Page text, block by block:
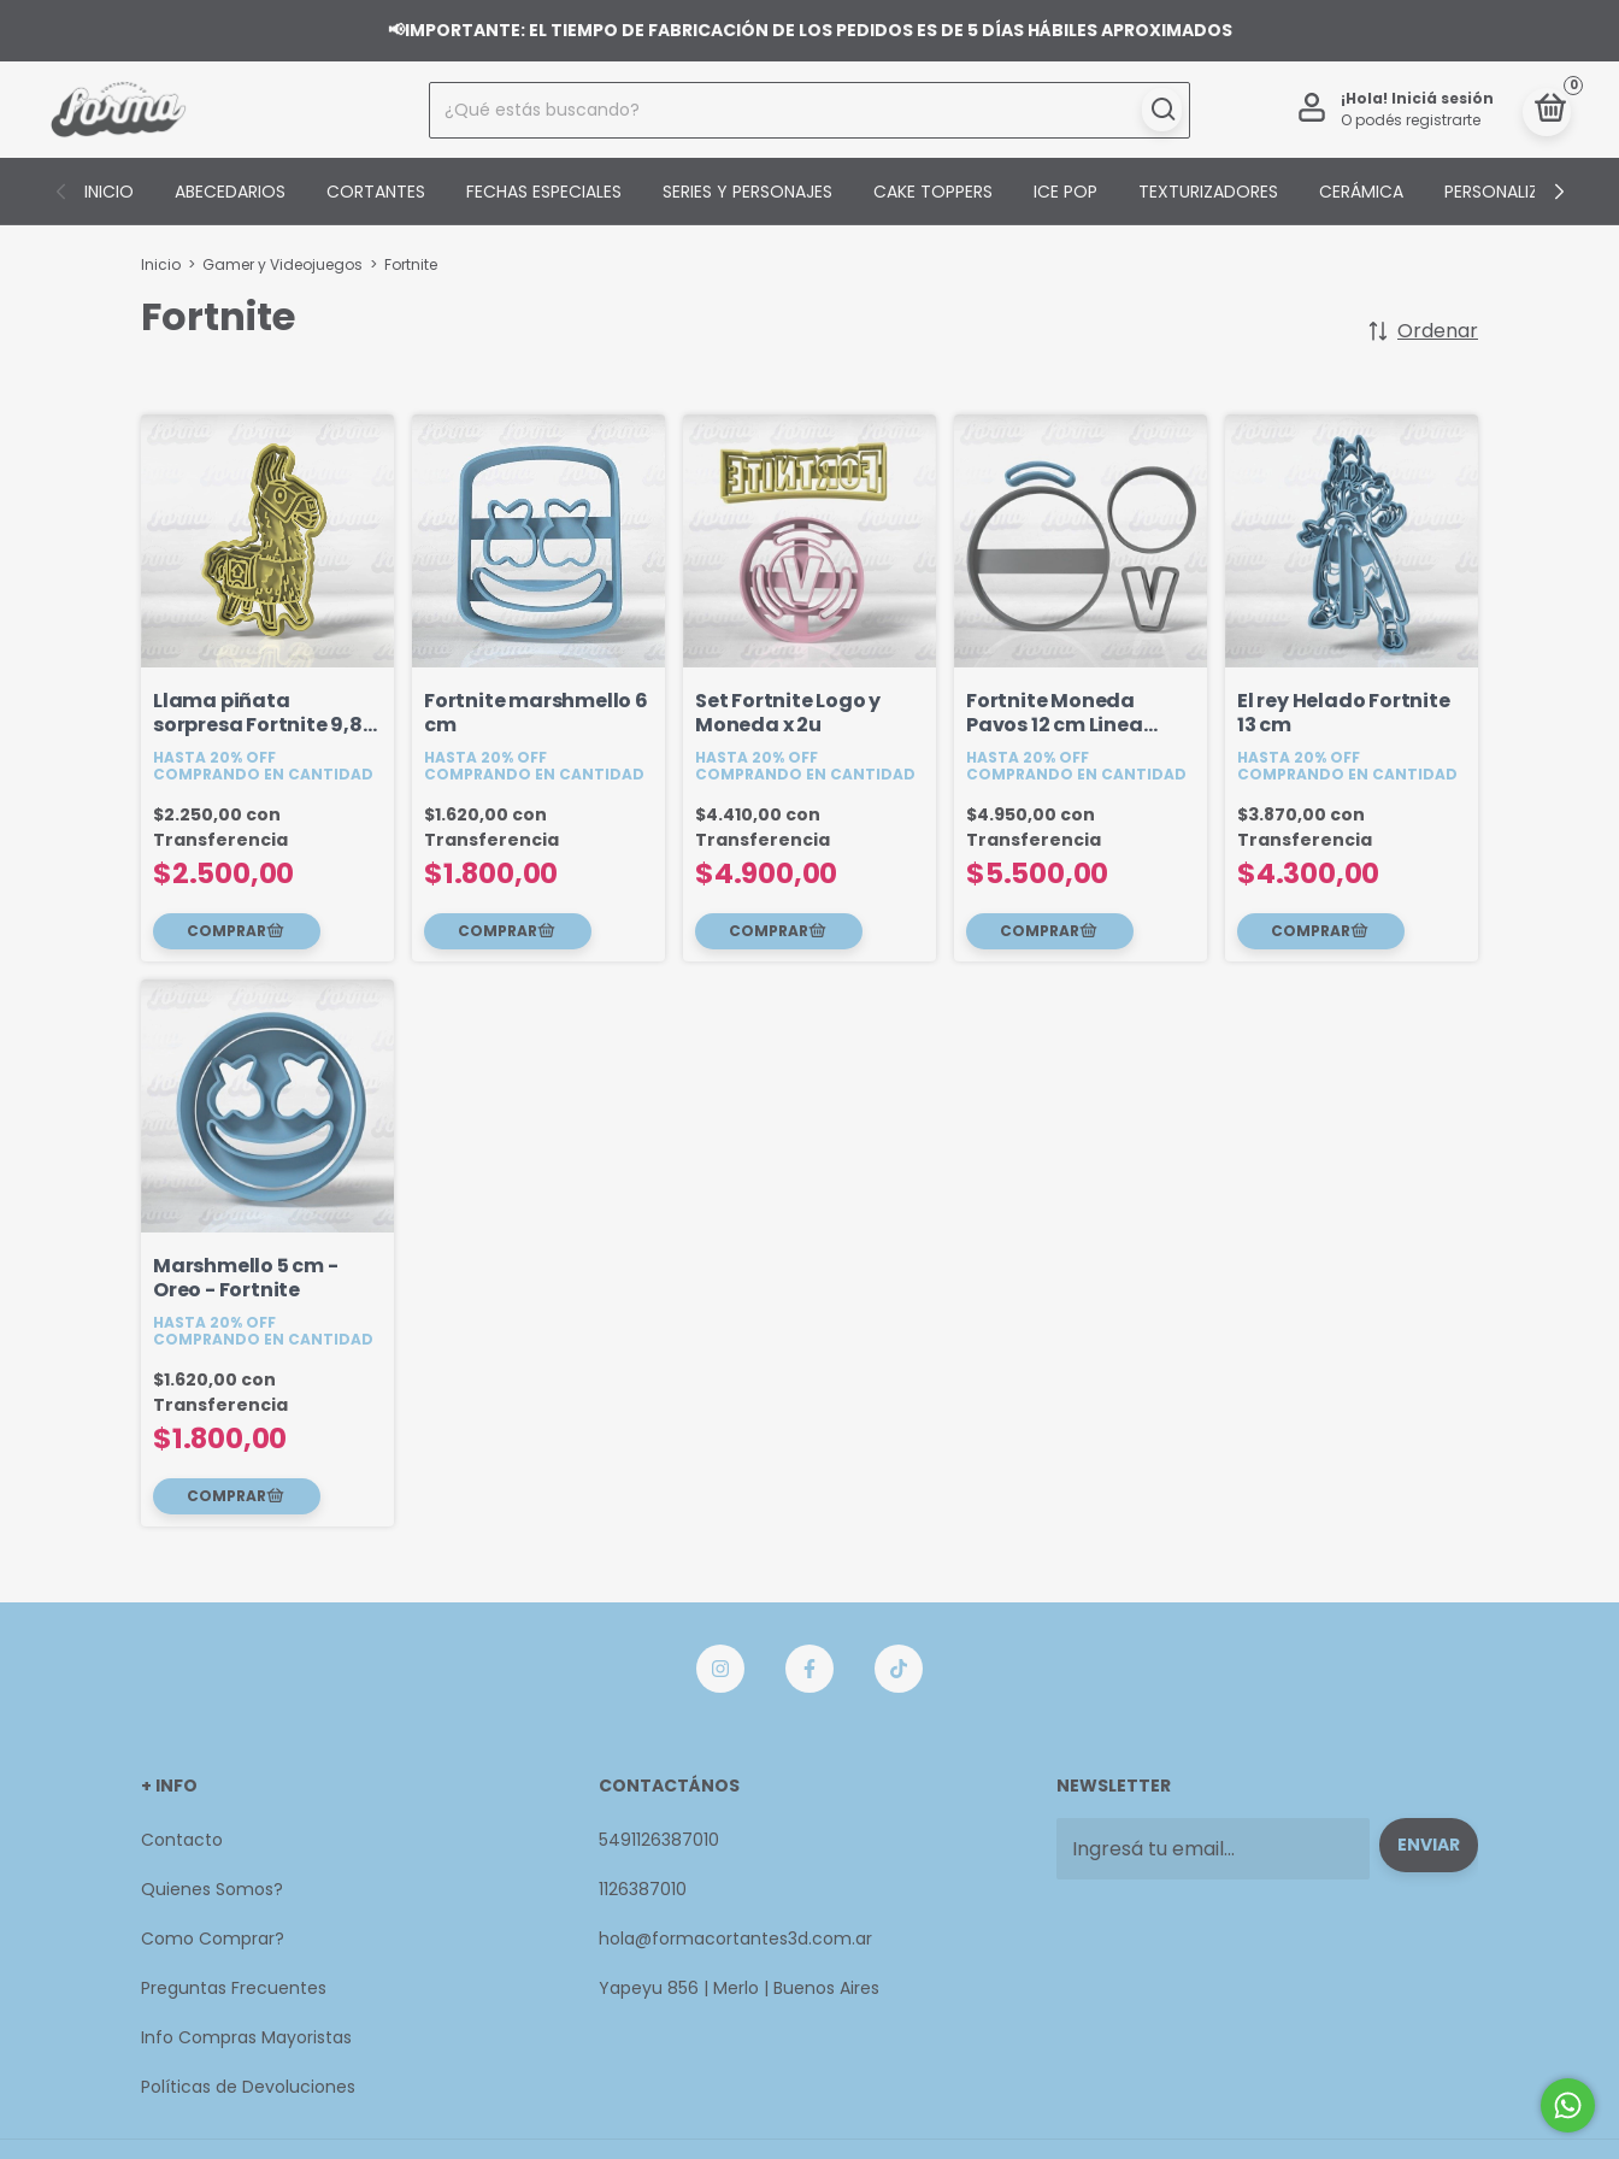
📢IMPORTANTE: EL TIEMPO DE FABRICACIÓN DE LOS PEDIDOS ES DE 5 DÍAS HÁBILES APROXIMADOS
¡Hola! Iniciá sesión
O podés registrarte
0
INICIO ABECEDARIOS CORTANTES FECHAS ESPECIALES SERIES Y PERSONAJES CAKE TOPPERS ICE POP TEXTURIZADORES CERÁMICA PERSONALIZADOS
Inicio > Gamer y Videojuegos > Fortnite
Fortnite Ordenar
Llama piñata
sorpresa Fortnite 9,8
cm
HASTA 20% OFF
COMPRANDO EN CANTIDAD
$2.500,00
$2.250,00 con
Transferencia
Fortnite marshmello 6
cm
HASTA 20% OFF
COMPRANDO EN CANTIDAD
$1.800,00
$1.620,00 con
Transferencia
Set Fortnite Logo y
Moneda x 2u
HASTA 20% OFF
COMPRANDO EN CANTIDAD
$4.900,00
$4.410,00 con
Transferencia
Fortnite Moneda
Pavos 12 cm Linea
Fondant
HASTA 20% OFF
COMPRANDO EN CANTIDAD
$5.500,00
$4.950,00 con
Transferencia
El rey Helado Fortnite
13 cm
HASTA 20% OFF
COMPRANDO EN CANTIDAD
$4.300,00
$3.870,00 con
Transferencia
Marshmello 5 cm -
Oreo - Fortnite
HASTA 20% OFF
COMPRANDO EN CANTIDAD
$1.800,00
$1.620,00 con
Transferencia
+ INFO
Contacto
Quienes Somos?
Como Comprar?
Preguntas Frecuentes
Info Compras Mayoristas
Políticas de Devoluciones
CONTACTÁNOS
5491126387010
1126387010
hola@formacortantes3d.com.ar
Yapeyu 856 | Merlo | Buenos Aires
NEWSLETTER